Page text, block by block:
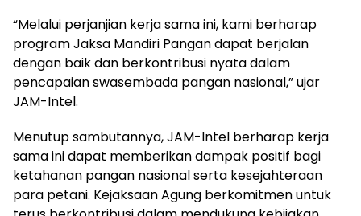
“Melalui perjanjian kerja sama ini, kami berharap
program Jaksa Mandiri Pangan dapat berjalan
dengan baik dan berkontribusi nyata dalam
pencapaian swasembada pangan nasional,” ujar
JAM-Intel.
Menutup sambutannya, JAM-Intel berharap kerja
sama ini dapat memberikan dampak positif bagi
ketahanan pangan nasional serta kesejahteraan
para petani. Kejaksaan Agung berkomitmen untuk